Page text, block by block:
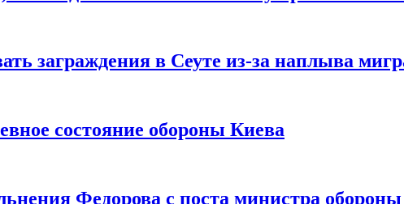
заграждения в Сеуте из-за наплыва
состояние обороны Киева
Федорова с поста министра